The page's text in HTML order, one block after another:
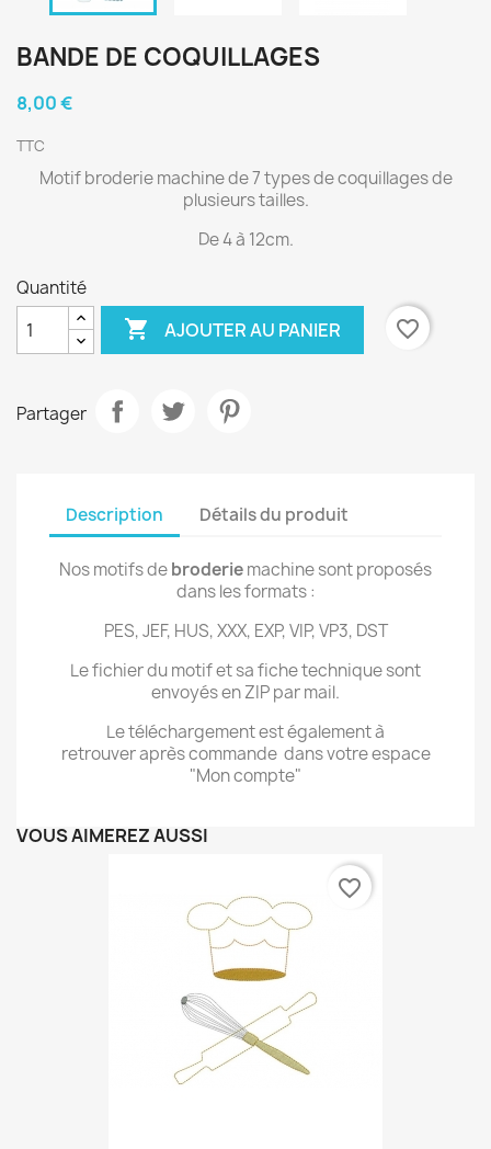
BANDE DE COQUILLAGES
8,00 €
TTC
Motif broderie machine de 7 types de coquillages de
plusieurs tailles.
De 4 à 12cm.
Quantité
 AJOUTER AU PANIER favorite_border
Partager
Description Détails du produit
Nos motifs debroderiemachine sont proposés
dans les formats :
PES, JEF, HUS, XXX, EXP, VIP, VP3, DST
Le fichier du motif et sa fiche technique sont
envoyés en ZIP par mail.
Le téléchargement est également à
retrouver après commande dans votre espace
"Mon compte"
VOUS AIMEREZ AUSSI
favorite_border